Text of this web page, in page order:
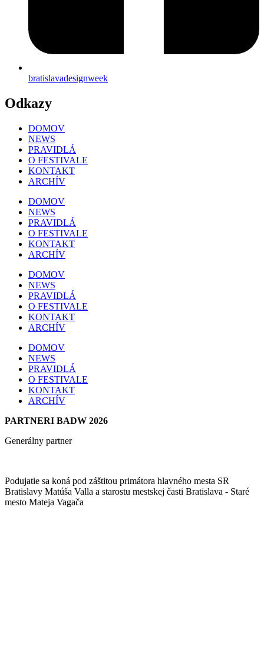
bratislavadesignweek
Odkazy
DOMOV
NEWS
PRAVIDLÁ
O FESTIVALE
KONTAKT
ARCHÍV
DOMOV
NEWS
PRAVIDLÁ
O FESTIVALE
KONTAKT
ARCHÍV
DOMOV
NEWS
PRAVIDLÁ
O FESTIVALE
KONTAKT
ARCHÍV
DOMOV
NEWS
PRAVIDLÁ
O FESTIVALE
KONTAKT
ARCHÍV
PARTNERI BADW 2026
Generálny partner
Podujatie sa koná pod záštitou primátora hlavného mesta SR
Bratislavy Matúša Valla a starostu mestskej časti Bratislava - Staré
mesto Mateja Vagača